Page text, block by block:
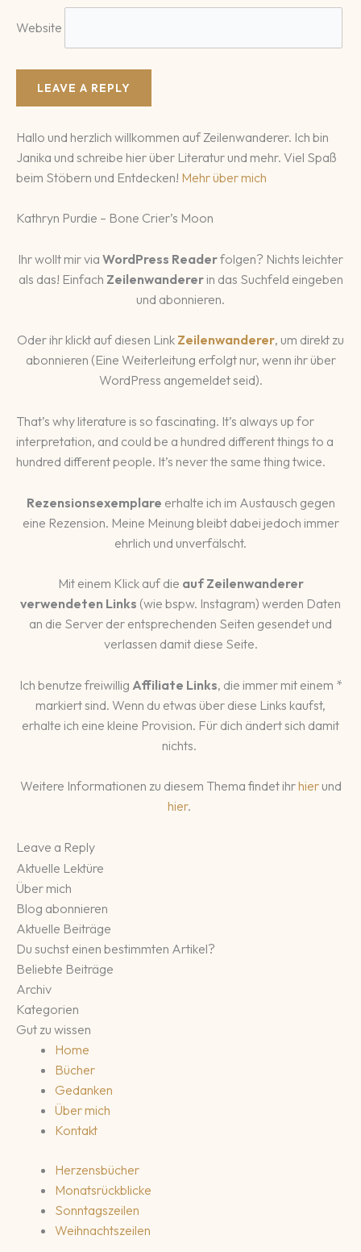
Website
Hallo und herzlich willkommen auf Zeilenwanderer. Ich bin
Janika und schreibe hier über Literatur und mehr. Viel Spaß
beim Stöbern und Entdecken! Mehr über mich
Kathryn Purdie – Bone Crier’s Moon
Ihr wollt mir via WordPress Readerfolgen? Nichts leichter
als das! Einfach Zeilenwandererin das Suchfeld eingeben
und abonnieren.
Oder ihr klickt auf diesen Link Zeilenwanderer, um direkt zu
abonnieren (Eine Weiterleitung erfolgt nur, wenn ihr über
WordPress angemeldet seid).
That’s why literature is so fascinating. It’s always up for
interpretation, and could be a hundred different things to a
hundred different people. It’s never the same thing twice.
Rezensionsexemplare erhalte ich im Austausch gegen
eine Rezension. Meine Meinung bleibt dabei jedoch immer
ehrlich und unverfälscht.
Mit einem Klick auf die auf Zeilenwanderer
verwendeten Links (wie bspw. Instagram) werden Daten
an die Server der entsprechenden Seiten gesendet und
verlassen damit diese Seite.
Ich benutze freiwillig Affiliate Links, die immer mit einem *
markiert sind. Wenn du etwas über diese Links kaufst,
erhalte ich eine kleine Provision. Für dich ändert sich damit
nichts.
Weitere Informationen zu diesem Thema findet ihrhierund
hier.
Leave a Reply
Aktuelle Lektüre
Über mich
Blog abonnieren
Aktuelle Beiträge
Du suchst einen bestimmten Artikel?
Beliebte Beiträge
Archiv
Kategorien
Gut zu wissen
Home
Bücher
Gedanken
Über mich
Kontakt
Herzensbücher
Monatsrückblicke
Sonntagszeilen
Weihnachtszeilen